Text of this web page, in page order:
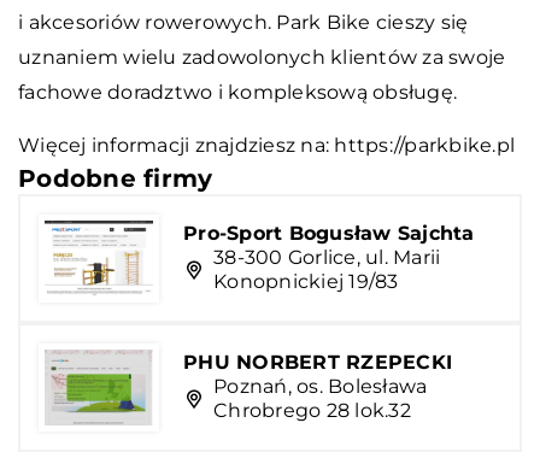
i akcesoriów rowerowych. Park Bike cieszy się
uznaniem wielu zadowolonych klientów za swoje
fachowe doradztwo i kompleksową obsługę.
Więcej informacji znajdziesz na: https://parkbike.pl
Podobne firmy
Pro-Sport Bogusław Sajchta
38-300 Gorlice, ul. Marii
Konopnickiej 19/83
PHU NORBERT RZEPECKI
Poznań, os. Bolesława
Chrobrego 28 lok.32